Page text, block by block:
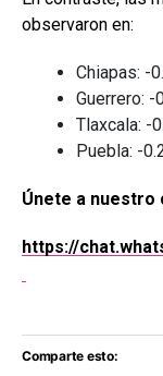
observaron en:
Chiapas: -
Guerrero: -
Tlaxcala: -
Puebla: -
Únete a nuestro
https://
Comparte esto: